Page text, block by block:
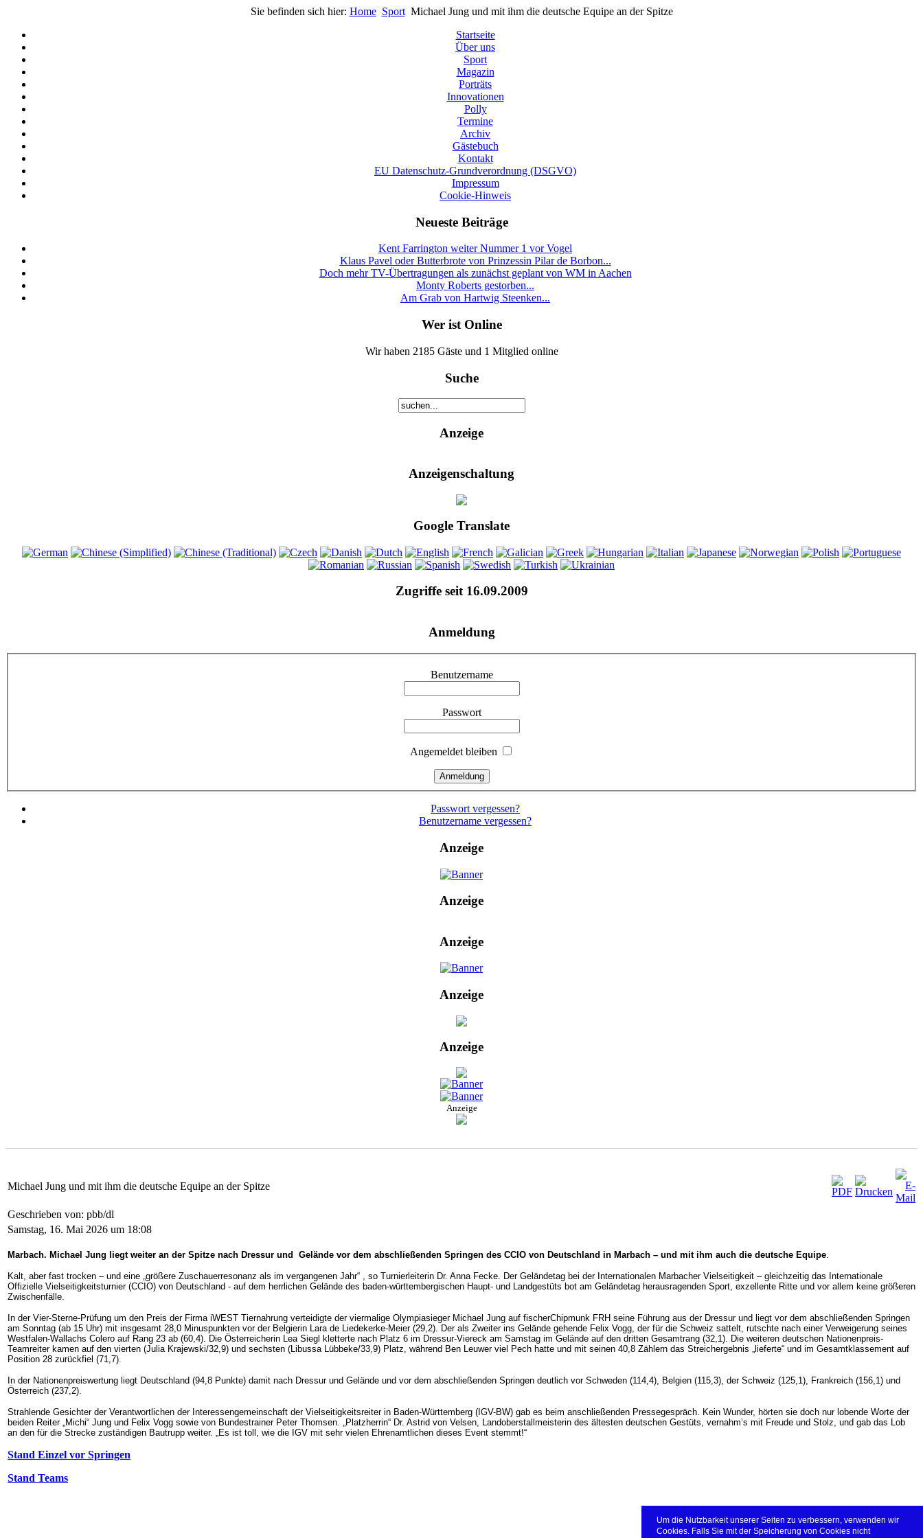
Sie befinden sich hier: Home Sport Michael Jung und mit ihm die deutsche Equipe an der Spitze
Startseite
Über uns
Sport
Magazin
Porträts
Innovationen
Polly
Termine
Archiv
Gästebuch
Kontakt
EU Datenschutz-Grundverordnung (DSGVO)
Impressum
Cookie-Hinweis
Neueste Beiträge
Kent Farrington weiter Nummer 1 vor Vogel
Klaus Pavel oder Butterbrote von Prinzessin Pilar de Borbon...
Doch mehr TV-Übertragungen als zunächst geplant von WM in Aachen
Monty Roberts gestorben...
Am Grab von Hartwig Steenken...
Wer ist Online
Wir haben 2185 Gäste und 1 Mitglied online
Suche
Anzeige
Anzeigenschaltung
Google Translate
Zugriffe seit 16.09.2009
Anmeldung
Benutzername
Passwort
Angemeldet bleiben
Passwort vergessen?
Benutzername vergessen?
Anzeige
Anzeige
Anzeige
Anzeige
Anzeige
Anzeige
Michael Jung und mit ihm die deutsche Equipe an der Spitze
Geschrieben von: pbb/dl
Samstag, 16. Mai 2026 um 18:08
Marbach. Michael Jung liegt weiter an der Spitze nach Dressur und Gelände vor dem abschließenden Springen des CCIO von Deutschland in Marbach – und mit ihm auch die deutsche Equipe.
Kalt, aber fast trocken – und eine „größere Zuschauerresonanz als im vergangenen Jahr“ , so Turnierleiterin Dr. Anna Fecke. Der Geländetag bei der Internationalen Marbacher Vielseitigkeit – gleichzeitig das Internationale
Offizielle Vielseitigkeitsturnier (CCIO) von Deutschland - auf dem herrlichen Gelände des baden-württembergischen Haupt- und Landgestüts bot am Geländetag herausragenden Sport, exzellente Ritte und vor allem keine größeren
Zwischenfälle.
In der Vier-Sterne-Prüfung um den Preis der Firma iWEST Tiernahrung verteidigte der viermalige Olympiasieger Michael Jung auf fischerChipmunk FRH seine Führung aus der Dressur und liegt vor dem abschließenden Springen
am Sonntag (ab 15 Uhr) mit insgesamt 28,0 Minuspunkten vor der Belgierin Lara de Liedekerke-Meier (29,2). Der als Zweiter ins Gelände gehende Felix Vogg, der für die Schweiz sattelt, rutschte nach einer Verweigerung seines
Westfalen-Wallachs Colero auf Rang 23 ab (60,4). Die Österreicherin Lea Siegl kletterte nach Platz 6 im Dressur-Viereck am Samstag im Gelände auf den dritten Gesamtrang (32,1). Die weiteren deutschen Nationenpreis-
Teamreiter kamen auf den vierten (Julia Krajewski/32,9) und sechsten (Libussa Lübbeke/33,9) Platz, während Ben Leuwer viel Pech hatte und mit seinen 40,8 Zählern das Streichergebnis „lieferte“ und im Gesamtklassement auf
Position 28 zurückfiel (71,7).
In der Nationenpreiswertung liegt Deutschland (94,8 Punkte) damit nach Dressur und Gelände und vor dem abschließenden Springen deutlich vor Schweden (114,4), Belgien (115,3), der Schweiz (125,1), Frankreich (156,1) und
Österreich (237,2).
Strahlende Gesichter der Verantwortlichen der Interessengemeinschaft der Vielseitigkeitsreiter in Baden-Württemberg (IGV-BW) gab es beim anschließenden Pressegespräch. Kein Wunder, hörten sie doch nur lobende Worte der
beiden Reiter „Michi“ Jung und Felix Vogg sowie von Bundestrainer Peter Thomsen. „Platzherrin“ Dr. Astrid von Velsen, Landoberstallmeisterin des ältesten deutschen Gestüts, vernahm’s mit Freude und Stolz, und gab das Lob
an den für die Strecke zuständigen Bautrupp weiter. „Es ist toll, wie die IGV mit sehr vielen Ehrenamtlichen dieses Event stemmt!“
Stand Einzel vor Springen
Stand Teams
Um die Nutzbarkeit unserer Seiten zu verbessern, verwenden wir
Cookies. Falls Sie mit der Speicherung von Cookies nicht